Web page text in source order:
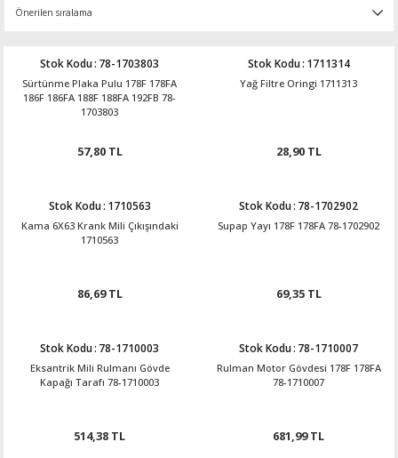
Stok Kodu: 78-1703803
Sürtünme Plaka Pulu 178F 178FA
186F 186FA 188F 188FA 192FB 78-
1703803
57,80 TL
Stok Kodu: 1711314
Yağ Filtre Oringi 1711313
28,90 TL
Stok Kodu: 1710563
Kama 6X63 Krank Mili Çıkışındaki
1710563
86,69 TL
Stok Kodu: 78-1702902
Supap Yayı 178F 178FA 78-1702902
69,35 TL
Stok Kodu: 78-1710003
Eksantrik Mili Rulmanı Gövde
Kapağı Tarafı 78-1710003
514,38 TL
Stok Kodu: 78-1710007
Rulman Motor Gövdesi 178F 178FA
78-1710007
681,99 TL